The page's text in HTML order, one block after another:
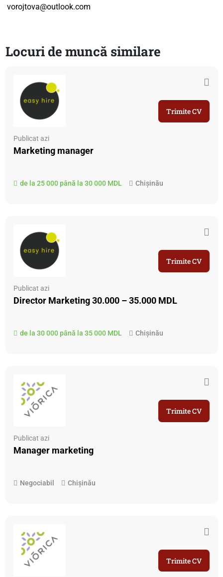
vorojtova@outlook.com
Locuri de muncă similare
Publicat azi
Marketing manager
de la 25 000 până la 30 000 MDL Chișinău
Trimite CV
Publicat azi
Director Marketing 30.000 – 35.000 MDL
de la 30 000 până la 35 000 MDL Chișinău
Trimite CV
Publicat azi
Manager marketing
Negociabil Chișinău
Trimite CV
Trimite CV